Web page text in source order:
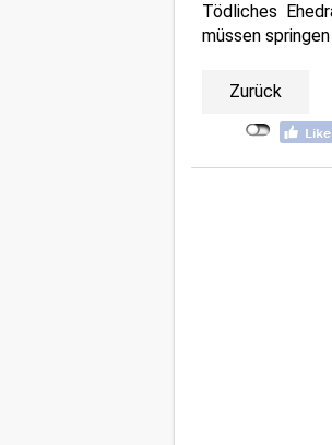
Tödliches
müssen springen
Zurück